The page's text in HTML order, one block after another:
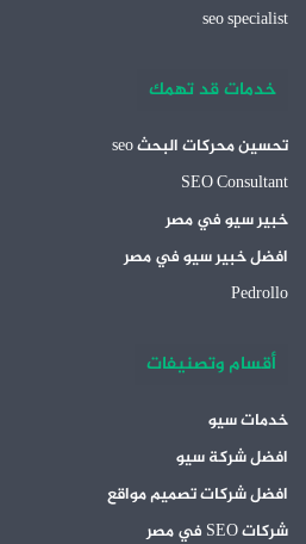
seo specialist
خدمات قد تهمك
تحسين محركات البحث seo
SEO Consultant
خبير سيو في مصر
افضل خبير سيو في مصر
Pedrollo
أقسام وتصنيفات
خدمات سيو
افضل شركة سيو
افضل شركات تصميم مواقع
شركات SEO في مصر